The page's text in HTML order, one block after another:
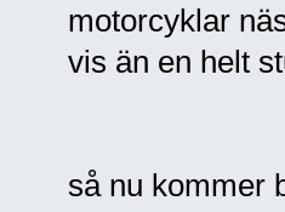
motorcyklar
vis än en helt
så nu kommer